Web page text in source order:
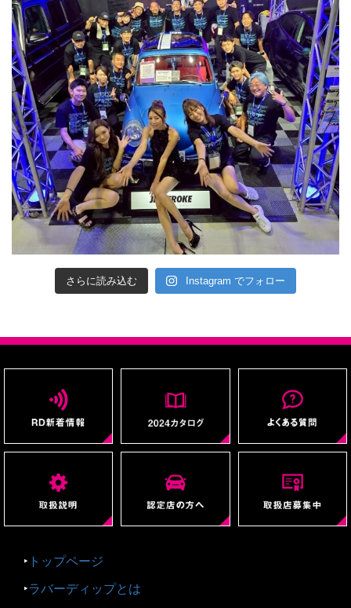
さらに読み込む Instagram でフォロー
‣ トップページ
‣ラバーディップとは